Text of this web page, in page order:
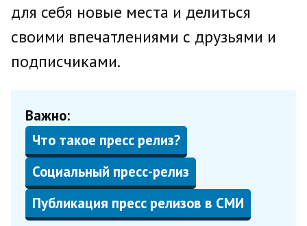
для себя новые места и делиться
своими впечатлениями с друзьями и
подписчиками.
Важно:
Что такое пресс релиз?
Социальный пресс-релиз
Публикация пресс релизов в СМИ